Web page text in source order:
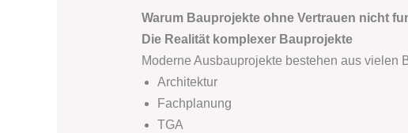
Warum Bauprojekte ohne Vertrauen nicht
Die Realität komplexer Bauprojekte
Moderne Ausbauprojekte bestehen aus vielen
Architektur
Fachplanung
TGA